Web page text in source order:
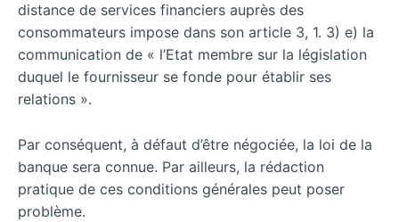
distance de services financiers auprès des
consommateurs impose dans son article 3, 1. 3) e) la
communication de « l’Etat membre sur la législation
duquel le fournisseur se fonde pour établir ses
relations ».
Par conséquent, à défaut d’être négociée, la loi de la
banque sera connue. Par ailleurs, la rédaction
pratique de ces conditions générales peut poser
problème.